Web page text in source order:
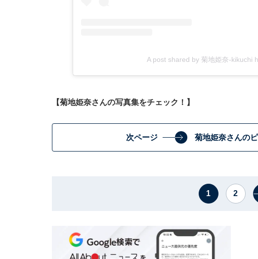
A post shared by 菊地姫奈-kikuchi
【菊地姫奈さんの写真集をチェック！】
次ページ 菊地姫奈さんの
1 2